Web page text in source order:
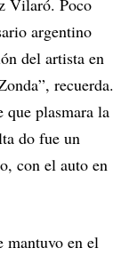
argentino
del artista en
recuerda.
que plasmara la
do fue un
con el auto en
en el